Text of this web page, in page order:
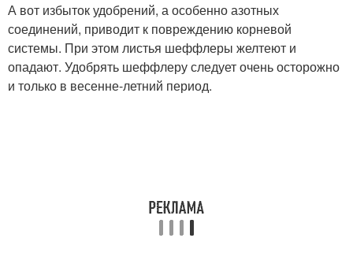
А вот избыток удобрений, а особенно азотных
соединений, приводит к повреждению корневой
системы. При этом листья шеффлеры желтеют и
опадают. Удобрять шеффлеру следует очень осторожно
и только в весенне-летний период.